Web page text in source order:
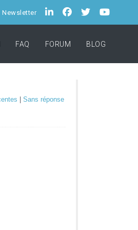
Newsletter
FAQ FORUM BLOG
Sans réponse